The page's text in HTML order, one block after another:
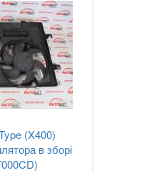
(X400)
в зборі